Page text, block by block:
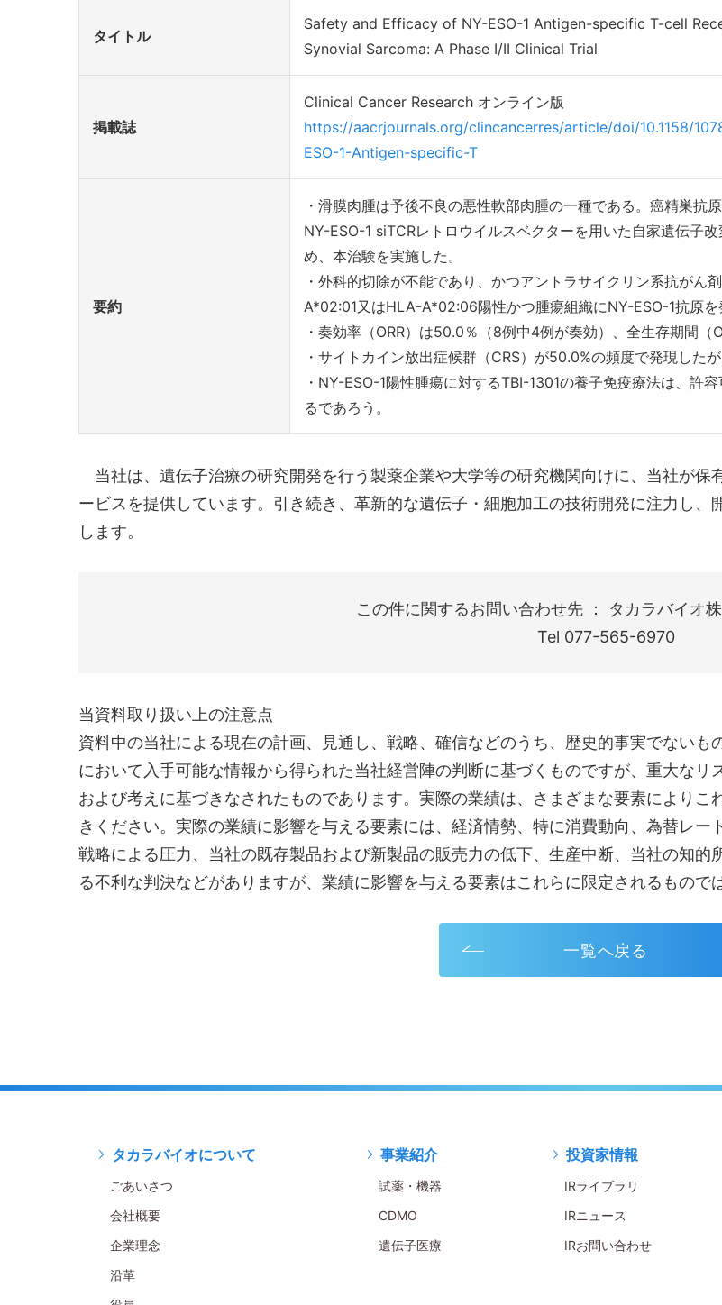
タイトル
Safety and Efficacy of NY-ESO-1 Antigen-specific T-cell
Synovial Sarcoma: A Phase I/II Clinical Trial
掲載誌
Clinical Cancer Research オンライン版
https://aacrjournals.org/clincancerres/article/doi/10.1158/
ESO-1-Antigen-specific-T
要約
・滑膜肉腫は予後不良の悪性軟部肉腫の一種である。癌精巣抗
NY-ESO-1 siTCRレトロウイルスベクターを用いた自家遺伝子
め、本治験を実施した。
・外科的切除が不能であり、かつアントラサイクリン系抗が
A*02:01又はHLA-A*02:06陽性かつ腫瘍組織にNY-ESO-1抗原を
・奏効率（ORR）は50.0％（8例中4例が奏効）、全生存期間（
・サイトカイン放出症候群（CRS）が50.0%の頻度で発現した
・NY-ESO-1陽性腫瘍に対するTBI-1301の養子免疫療法は、許
るであろう。
当社は、遺伝子治療の研究開発を行う製薬企業や大学等の研究機関向けに、当社が保
ービスを提供しています。引き続き、革新的な遺伝子・細胞加工の技術開発に注力し
します。
この件に関するお問い合わせ先 ： タカラバイオ
Tel 077-565-6970
当資料取り扱い上の注意点
資料中の当社による現在の計画、見通し、戦略、確信などのうち、歴史的事実でない
において入手可能な情報から得られた当社経営陣の判断に基づくものですが、重大な
および考えに基づきなされたものであります。実際の業績は、さまざまな要素により
きください。実際の業績に影響を与える要素には、経済情勢、特に消費動向、為替レ
戦略による圧力、当社の既存製品および新製品の販売力の低下、生産中断、当社の知
る不利な判決などがありますが、業績に影響を与える要素はこれらに限定されるもので
一覧へ戻る
タカラバイオについて
ごあいさつ
会社概要
企業理念
沿革
事業紹介
試薬・機器
CDMO
遺伝子医療
投資家情報
IRライブラリ
IRニュース
IRお問い合わせ